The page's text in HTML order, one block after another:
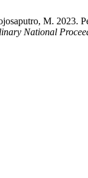
M. 2023.
National